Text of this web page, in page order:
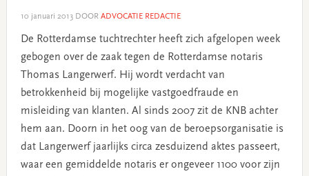
10 januari 2013DOOR ADVOCATIE REDACTIE
De Rotterdamse tuchtrechter heeft zich afgelopen week
gebogen over de zaak tegen de Rotterdamse notaris
Thomas Langerwerf. Hij wordt verdacht van
betrokkenheid bij mogelijke vastgoedfraude en
misleiding van klanten. Al sinds 2007 zit de KNB achter
hem aan. Doorn in het oog van de beroepsorganisatie is
dat Langerwerf jaarlijks circa zesduizend aktes passeert,
waar een gemiddelde notaris er ongeveer 1100 voor zijn